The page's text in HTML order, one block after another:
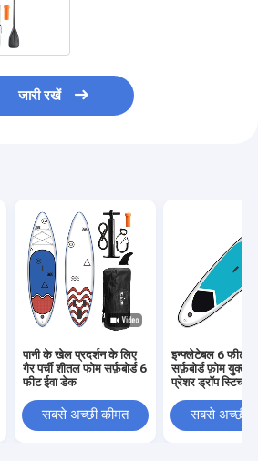
जारी रखें
पानी के खेल प्रदर्शन के लिए
गैर पर्ची शीतल फोम सर्फ़बोर्ड 6
फीट ईवा डेक
सबसे अच्छी कीमत
इन्फ्लेटेबल 6 फीट
सर्फ़बोर्ड फ़ोम युक्त
प्रेशर ड्रॉप स्टिच
सबसे अच्छी